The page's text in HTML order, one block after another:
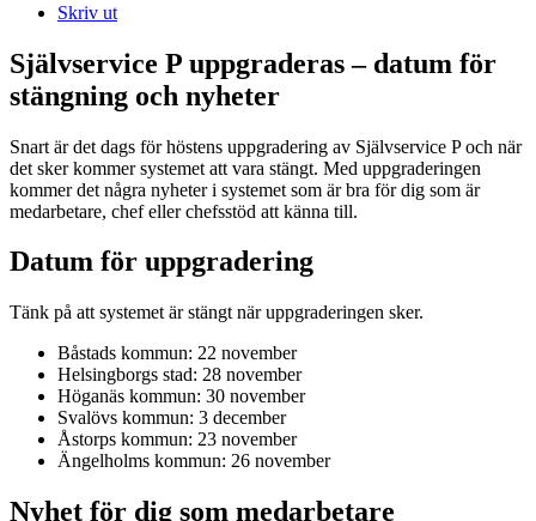
Skriv ut
Självservice P uppgraderas – datum för
stängning och nyheter
Snart är det dags för höstens uppgradering av Självservice P och när
det sker kommer systemet att vara stängt. Med uppgraderingen
kommer det några nyheter i systemet som är bra för dig som är
medarbetare, chef eller chefsstöd att känna till.
Datum för uppgradering
Tänk på att systemet är stängt när uppgraderingen sker.
Båstads kommun: 22 november
Helsingborgs stad: 28 november
Höganäs kommun: 30 november
Svalövs kommun: 3 december
Åstorps kommun: 23 november
Ängelholms kommun: 26 november
Nyhet för dig som medarbetare